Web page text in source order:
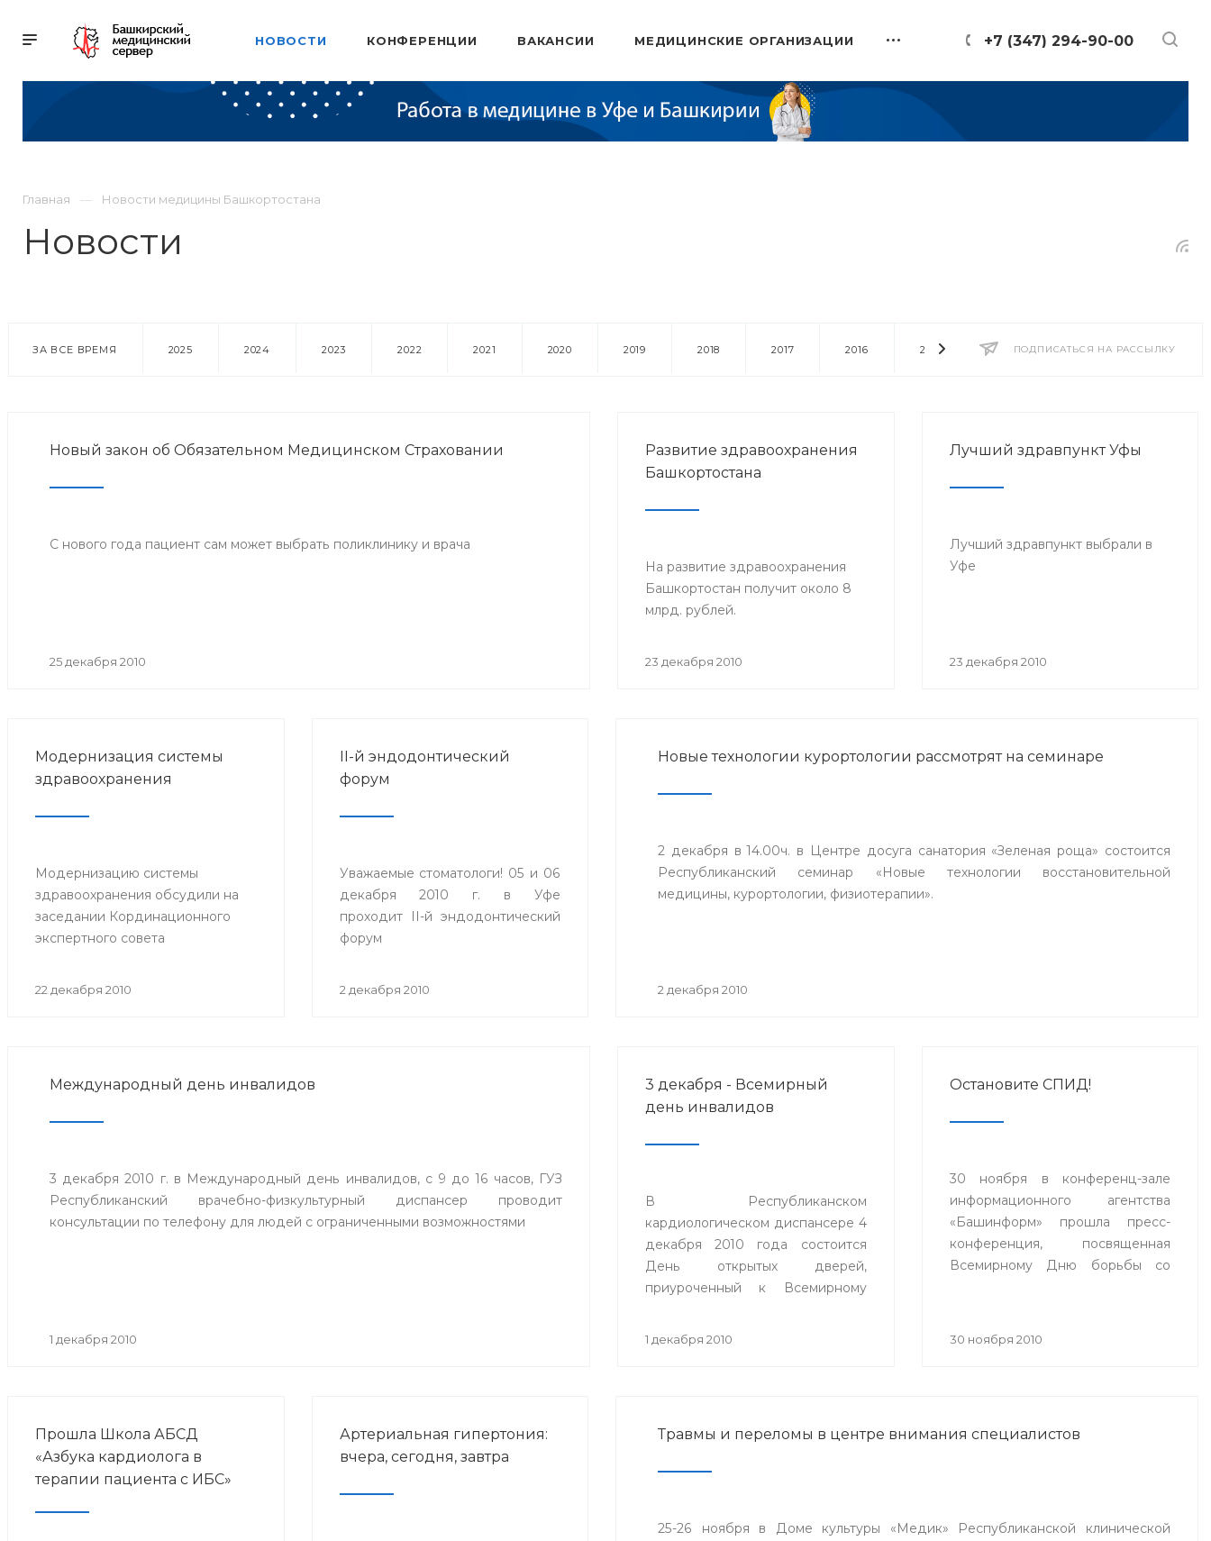
+7 (347) 294-90-00
НОВОСТИ КОНФЕРЕНЦИИ ВАКАНСИИ МЕДИЦИНСКИЕ ОРГАНИЗАЦИИ
Главная Новости медицины Башкортостана
Новости
ПОДПИСАТЬСЯ НА РАССЫЛКУ
ЗА ВСЕ ВРЕМЯ 2025 2024 2023 2022 2021 2020 2019 2018 2017 2016 2014 2013 2012 2011
Новый закон об Обязательном Медицинском Страховании
С нового года пациент сам может выбрать поликлинику и врача
25 декабря 2010
Развитие здравоохранения
Башкортостана
На развитие здравоохранения
Башкортостан получит около 8
млрд. рублей.
23 декабря 2010
Лучший здравпункт Уфы
Лучший здравпункт выбрали в
Уфе
23 декабря 2010
Модернизация системы
здравоохранения
Модернизацию системы
здравоохранения обсудили на
заседании Кординационного
экспертного совета
22 декабря 2010
II-й эндодонтический
форум
Уважаемые стоматологи! 05 и 06
декабря 2010 г. в Уфе
проходит II-й эндодонтический
форум
2 декабря 2010
Новые технологии курортологии рассмотрят на семинаре
2 декабря в 14.00ч. в Центре досуга санатория «Зеленая роща» состоится
Республиканский семинар «Новые технологии восстановительной
медицины, курортологии, физиотерапии».
2 декабря 2010
Международный день инвалидов
3 декабря 2010 г. в Международный день инвалидов, с 9 до 16 часов, ГУЗ
Республиканский врачебно-физкультурный диспансер проводит
консультации по телефону для людей с ограниченными возможностями
1 декабря 2010
3 декабря - Всемирный
день инвалидов
В Республиканском
кардиологическом диспансере 4
декабря 2010 года состоится
День открытых дверей,
приуроченный к Всемирному
1 декабря 2010
Остановите СПИД!
30 ноября в конференц-зале
информационного агентства
«Башинформ» прошла пресс-
конференция, посвященная
Всемирному Дню борьбы со
30 ноября 2010
Прошла Школа АБСД
«Азбука кардиолога в
терапии пациента с ИБС»
Артериальная гипертония:
вчера, сегодня, завтра
Травмы и переломы в центре внимания специалистов
25-26 ноября в Доме культуры «Медик» Республиканской клинической